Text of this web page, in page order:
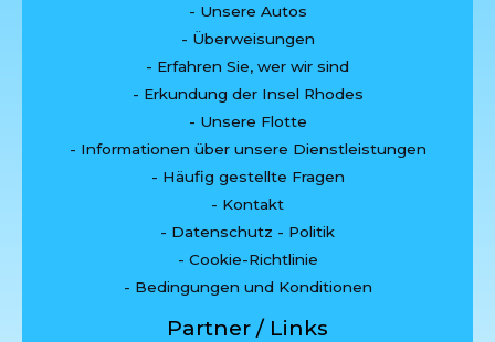
- Unsere Autos
- Überweisungen
- Erfahren Sie, wer wir sind
- Erkundung der Insel Rhodes
- Unsere Flotte
- Informationen über unsere Dienstleistungen
- Häufig gestellte Fragen
- Kontakt
- Datenschutz - Politik
- Cookie-Richtlinie
- Bedingungen und Konditionen
Partner / Links